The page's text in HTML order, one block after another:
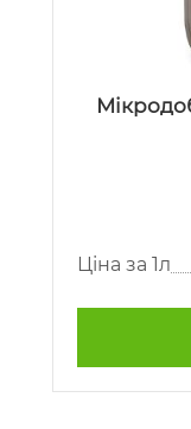
Ціна за 1л